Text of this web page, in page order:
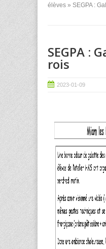
élèves » SEGPA :
SEGPA :
rois
2023-01-09